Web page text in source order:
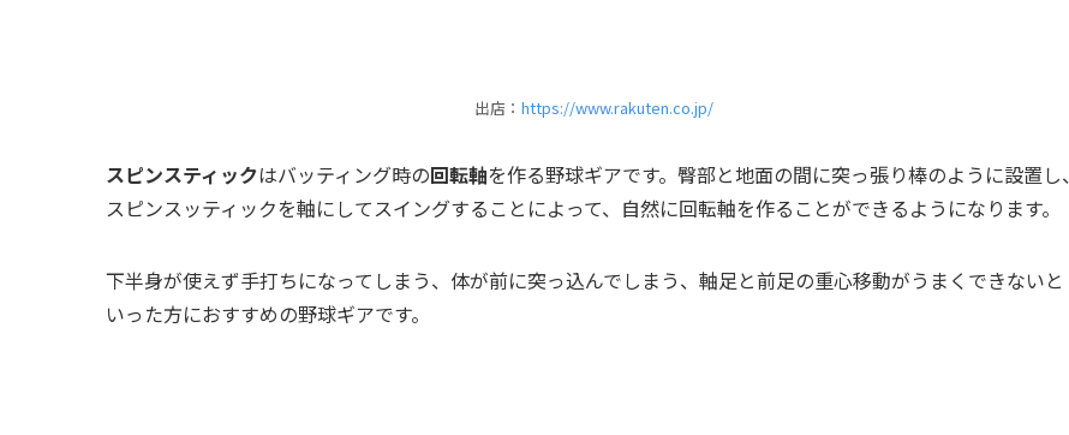
出店： https://www.rakuten.co.jp/
スピンスティックはバッティング時の回転軸を作る野球ギアです。臀部と地面の間に突っ張り棒のように設置し、
スピンスッティックを軸にしてスイングすることによって、自然に回転軸を作ることができるようになります。
下半身が使えず手打ちになってしまう、体が前に突っ込んでしまう、軸足と前足の重心移動がうまくできないと
いった方におすすめの野球ギアです。